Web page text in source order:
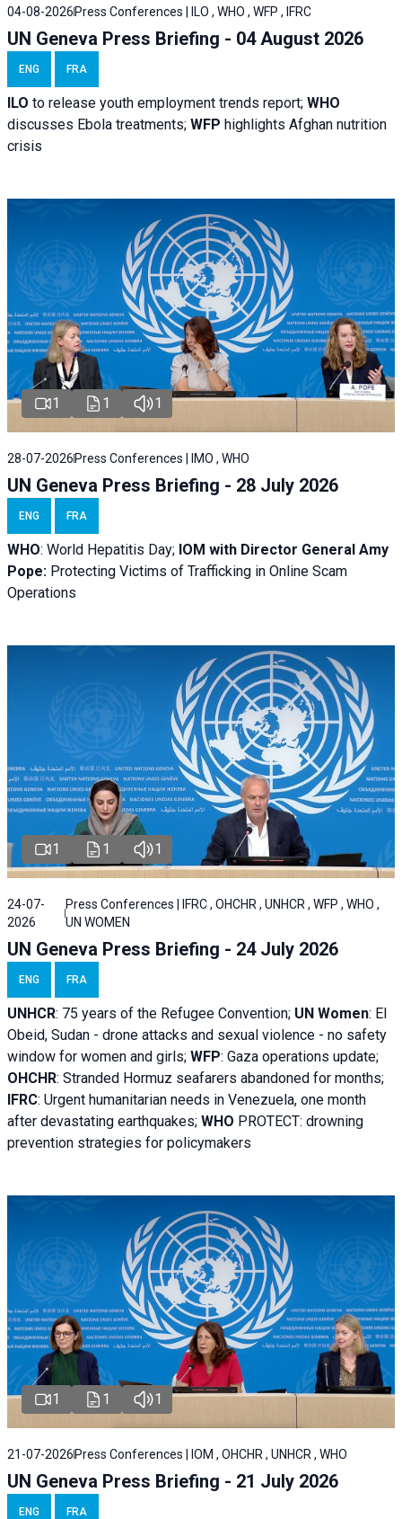
04-08-2026 Press Conferences | ILO , WHO , WFP , IFRC
UN Geneva Press Briefing - 04 August 2026
ENG FRA
ILO to release youth employment trends report; WHO
discusses Ebola treatments; WFP highlights Afghan nutrition
crisis
1 1 1
28-07-2026Press Conferences | IMO , WHO
UN Geneva Press Briefing - 28 July 2026
ENG FRA
WHO: World Hepatitis Day; IOM with Director General Amy
Pope: Protecting Victims of Trafficking in Online Scam
Operations
1 1 1
24-07-
2026
Press Conferences | IFRC , OHCHR , UNHCR , WFP , WHO ,
UN WOMEN
UN Geneva Press Briefing - 24 July 2026
ENG FRA
UNHCR: 75 years of the Refugee Convention; UN Women: El
Obeid, Sudan - drone attacks and sexual violence - no safety
window for women and girls; WFP: Gaza operations update;
OHCHR: Stranded Hormuz seafarers abandoned for months;
IFRC: Urgent humanitarian needs in Venezuela, one month
after devastating earthquakes; WHO PROTECT: drowning
prevention strategies for policymakers
1 1 1
21-07-2026 Press Conferences | IOM , OHCHR , UNHCR , WHO
UN Geneva Press Briefing - 21 July 2026
ENG FRA